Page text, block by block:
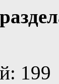
199